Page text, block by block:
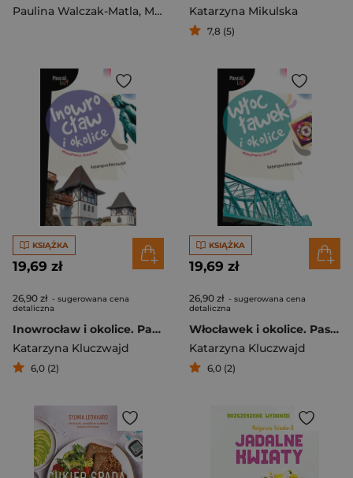
Paulina Walczak-Matla, Maciej Matla
Katarzyna Mikulska
7,8 (5)
KSIĄŻKA
19,69 zł
26,90 zł - sugerowana cena
detaliczna
Inowrocław i okolice. Pascal Lajt
Katarzyna Kluczwajd
6,0 (2)
KSIĄŻKA
19,69 zł
26,90 zł - sugerowana cena
detaliczna
Włocławek i okolice. Pascal Lajt
Katarzyna Kluczwajd
6,0 (2)